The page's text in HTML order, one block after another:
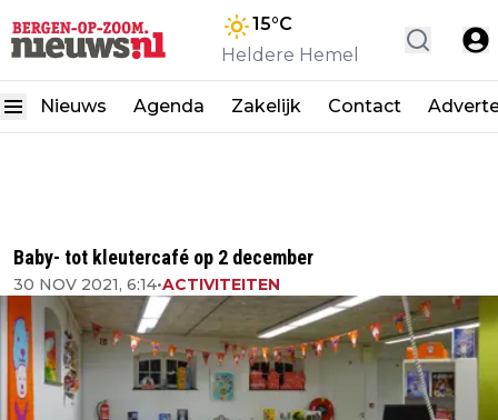
15°C
Heldere Hemel
Nieuws Agenda Zakelijk Contact
Baby- tot kleutercafé op 2 december
30 NOV 2021, 6:14•ACTIVITEITEN